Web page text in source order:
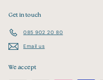
Get in touch
085 902 20 80
Email us
We accept